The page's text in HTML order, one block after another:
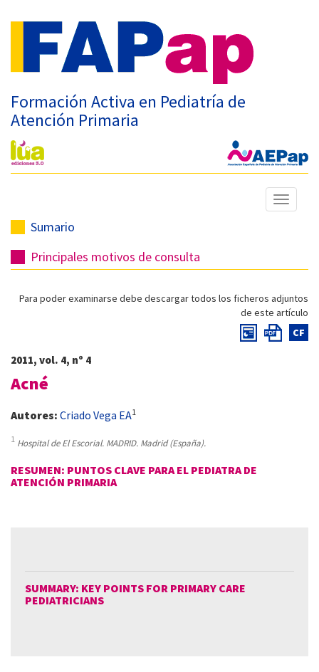
Formación Activa en Pediatría de
Atención Primaria
Mostrar
menú
Sumario
Principales motivos de consulta
Para poder examinarse debe descargar todos los ficheros adjuntos
de este artículo
CF
2011, vol. 4, nº 4
Acné
Autores: Criado Vega EA1
1 Hospital de El Escorial. MADRID. Madrid (España).
RESUMEN: PUNTOS CLAVE PARA EL PEDIATRA DE
ATENCIÓN PRIMARIA
SUMMARY: KEY POINTS FOR PRIMARY CARE
PEDIATRICIANS